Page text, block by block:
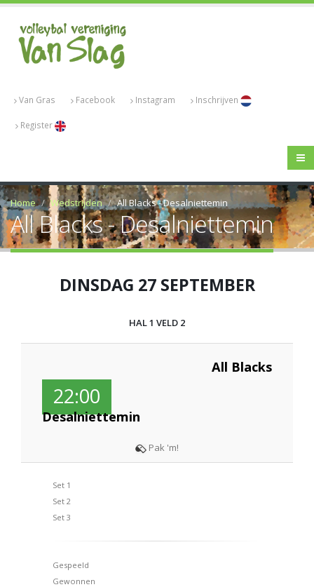
Van Gras Facebook Instagram Inschrijven
Register
Home Wedstrijden All Blacks - Desalniettemin
All Blacks - Desalniettemin
DINSDAG 27 SEPTEMBER
HAL 1 VELD 2
All Blacks
22:00
Desalniettemin
Pak 'm!
Set 1
Set 2
Set 3
Gespeeld
Gewonnen